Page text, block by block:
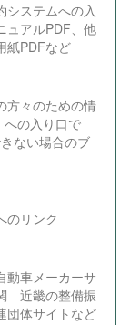
システムへの入
ュアルPDF、他
紙PDFなど
方々のための情
への入り口で
ない場合のブ
のリンク
車メーカーサ
近畿の整備振
団体サイトなど